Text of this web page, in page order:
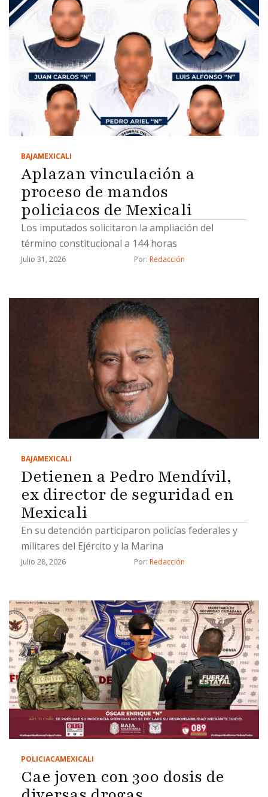
BAJAMEXICALI
Aplazan vinculación a
proceso de mandos
policiacos de Mexicali
Los imputados solicitaron la ampliación del
término constitucional a 144 horas
Julio 31, 2026 Por: Redacción
BAJAMEXICALI
Detienen a Pedro Mendívil,
ex director de seguridad en
Mexicali
En su detención participaron policías federales y
militares del Ejército y la Marina
Julio 28, 2026 Por: Redacción
POLICIACAMEXICALI
Cae joven con 300 dosis de